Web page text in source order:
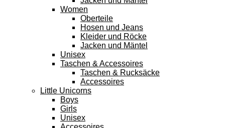
Women
Oberteile
Hosen und Jeans
Kleider und Röcke
Jacken und Mäntel
Unisex
Taschen & Accessoires
Taschen & Rucksäcke
Accessoires
Little Unicorns
Boys
Girls
Unisex